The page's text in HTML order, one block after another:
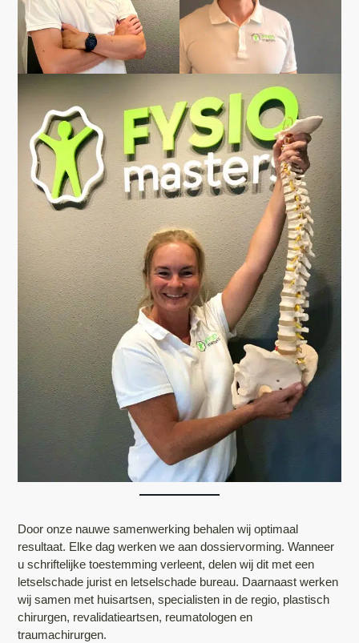
Door onze nauwe samenwerking behalen wij optimaal
resultaat. Elke dag werken we aan dossiervorming. Wanneer
u schriftelijke toestemming verleent, delen wij dit met een
letselschade jurist en letselschade bureau. Daarnaast werken
wij samen met huisartsen, specialisten in de regio, plastisch
chirurgen, revalidatieartsen, reumatologen en
traumachirurgen.